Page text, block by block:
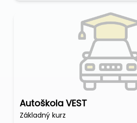
Autoškola VEST
Základný kurz